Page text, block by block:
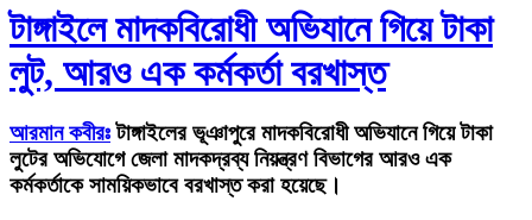
টাঙ্গাইলে মাদকবিরোধী অভিযানে গিয়ে টাকা
লুট, আরও এক কর্মকর্তা বরখাস্ত
আরমান কবীরঃটাঙ্গাইলের ভূঞাপুরে মাদকবিরোধী অভিযানে গিয়ে টাকা
লুটের অভিযোগে জেলা মাদকদ্রব্য নিয়ন্ত্রণ বিভাগের আরও এক
কর্মকর্তাকে সাময়িকভাবে বরখাস্ত করা হয়েছে।